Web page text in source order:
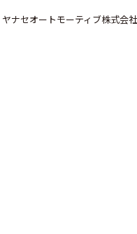
ナセオートモーティブ株式会